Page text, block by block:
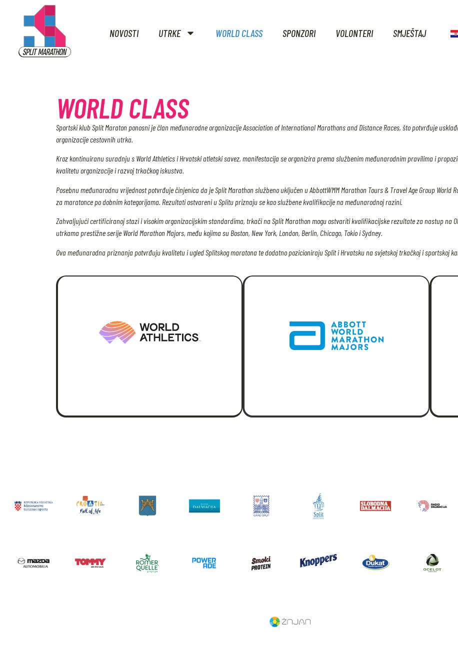
NOVOSTI UTRKE WORLD CLASS SPONZORI VOLONTERI SMJEŠTAJ
WORLD CLASS
Sportski klub Split Maraton ponosni je član međunarodne organizacije Association of International Marathons and Distance Races, što potvrđuje
organizacije cestovnih utrka.
Kroz kontinuiranu suradnju s World Athletics i Hrvatski atletski savez, manifestacija se organizira prema službenim međunarodnim pravilima i
kvalitetu organizacije i razvoj trkačkog iskustva.
Posebnu međunarodnu vrijednost potvrđuje činjenica da je Split Marathon službeno uključen u AbbottWMM Marathon Tours & Travel Age Group
za maratonce po dobnim kategorijama. Rezultati ostvareni u Splitu priznaju se kao službene kvalifikacije na međunarodnoj razini.
Zahvaljujući certificiranoj stazi i visokim organizacijskim standardima, trkači na Split Marathon mogu ostvariti kvalifikacijske rezultate za nastup na
utrkama prestižne serije World Marathon Majors, među kojima su Boston, New York, London, Berlin, Chicago, Tokio i Sydney.
Ova međunarodna priznanja potvrđuju kvalitetu i ugled Splitskog maratona te dodatno pozicioniraju Split i Hrvatsku na svjetskoj trkačkoj i sportskoj